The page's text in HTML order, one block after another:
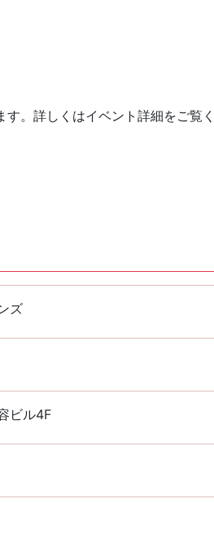
。詳しくはイベント詳細をご覧く
ズ
ビル4F